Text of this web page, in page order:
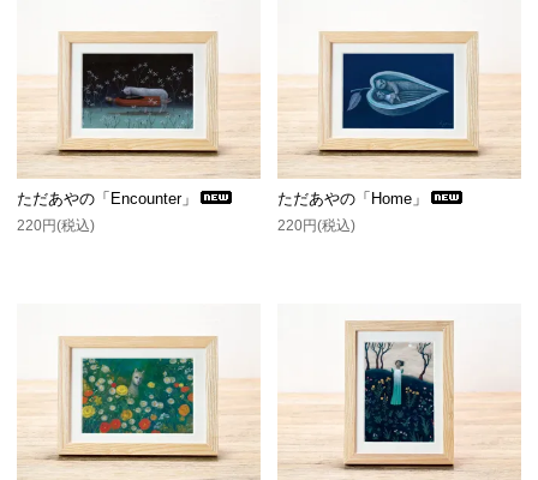
ただあやの「Encounter」
220円(税込)
ただあやの「Home」
220円(税込)